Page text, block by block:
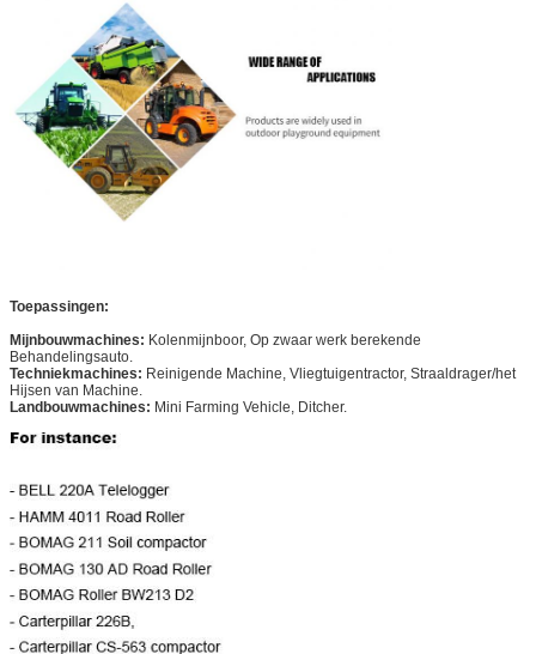
Toepassingen:
Mijnbouwmachines: Kolenmijnboor, Op zwaar werk berekende
Behandelingsauto.
Techniekmachines: Reinigende Machine, Vliegtuigentractor, Straaldrager/het
Hijsen van Machine.
Landbouwmachines: Mini Farming Vehicle, Ditcher.